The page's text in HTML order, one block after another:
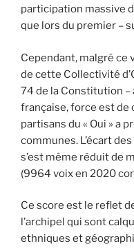
participation massive
que lors du premier –
Cependant, malgré
de cette Collectivité
74 de la Constitution –
française, force est de
partisans du « Oui » a
communes. L’écart
s’est même réduit de
(9964 voix en 2020
Ce score est le reflet
l’archipel qui sont
ethniques et